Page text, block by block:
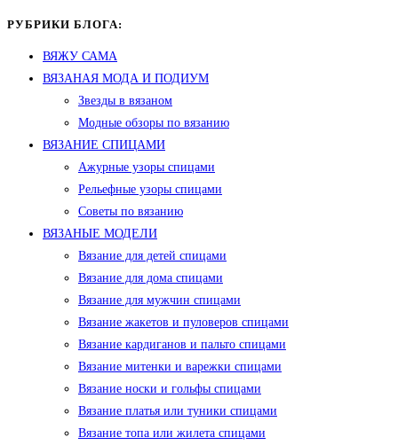
РУБРИКИ БЛОГА:
ВЯЖУ САМА
ВЯЗАНАЯ МОДА И ПОДИУМ
Звезды в вязаном
Модные обзоры по вязанию
ВЯЗАНИЕ СПИЦАМИ
Ажурные узоры спицами
Рельефные узоры спицами
Советы по вязанию
ВЯЗАНЫЕ МОДЕЛИ
Вязание для детей спицами
Вязание для дома спицами
Вязание для мужчин спицами
Вязание жакетов и пуловеров спицами
Вязание кардиганов и пальто спицами
Вязание митенки и варежки спицами
Вязание носки и гольфы спицами
Вязание платья или туники спицами
Вязание топа или жилета спицами